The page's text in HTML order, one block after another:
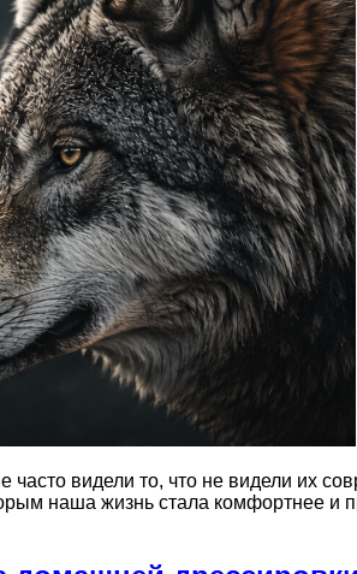
видели то, что не видели их
наша жизнь стала комфортнее и